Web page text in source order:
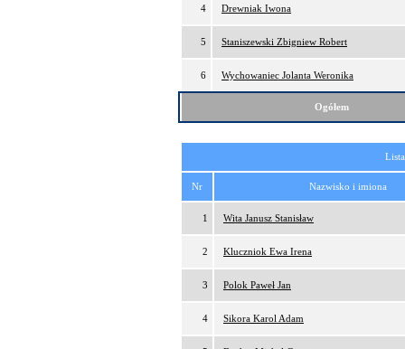
4 Drewniak Iwona
5 Staniszewski Zbigniew Robert
6 Wychowaniec Jolanta Weronika
Ogółem
Nr Nazwisko i imiona
1 Wita Janusz Stanisław
2 Kluczniok Ewa Irena
3 Polok Paweł Jan
4 Sikora Karol Adam